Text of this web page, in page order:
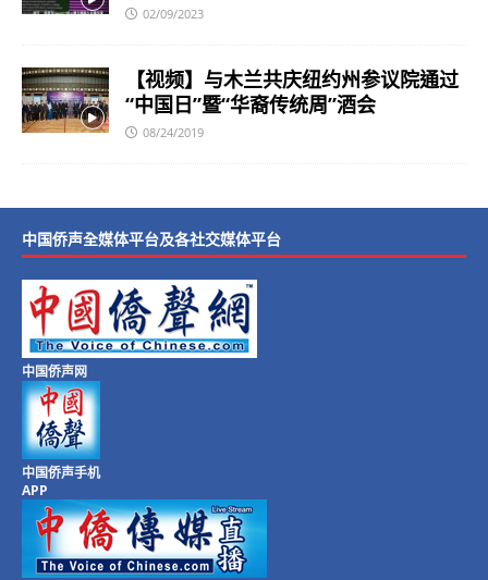
02/09/2023
【视频】与木兰共庆纽约州参议院通过
“中国日”暨“华裔传统周”酒会
08/24/2019
中国侨声全媒体平台及各社交媒体平台
中国侨声网
中国侨声手机
APP